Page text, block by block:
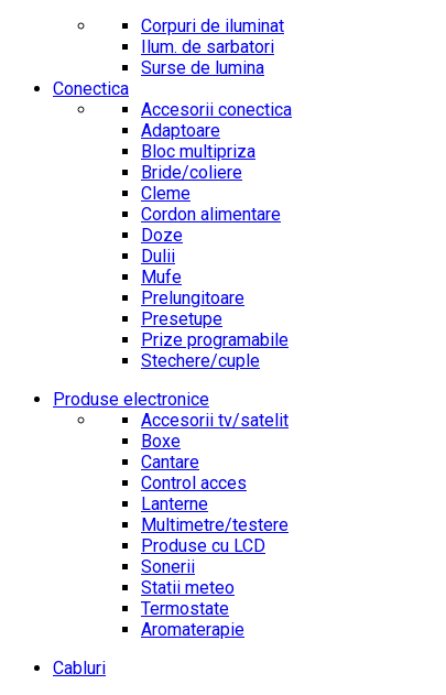
Corpuri de iluminat
Ilum. de sarbatori
Surse de lumina
Conectica
Accesorii conectica
Adaptoare
Bloc multipriza
Bride/coliere
Cleme
Cordon alimentare
Doze
Dulii
Mufe
Prelungitoare
Presetupe
Prize programabile
Stechere/cuple
Produse electronice
Accesorii tv/satelit
Boxe
Cantare
Control acces
Lanterne
Multimetre/testere
Produse cu LCD
Sonerii
Statii meteo
Termostate
Aromaterapie
Cabluri